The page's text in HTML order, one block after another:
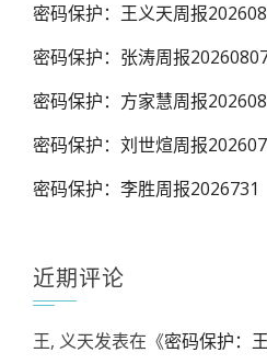
密码保护：王义天周报
密码保护：张涛周报
密码保护：方家慧周报
密码保护：刘世煊周报
密码保护：李胜周报2026731
近期评论
王, 义天发表在《密码保护：